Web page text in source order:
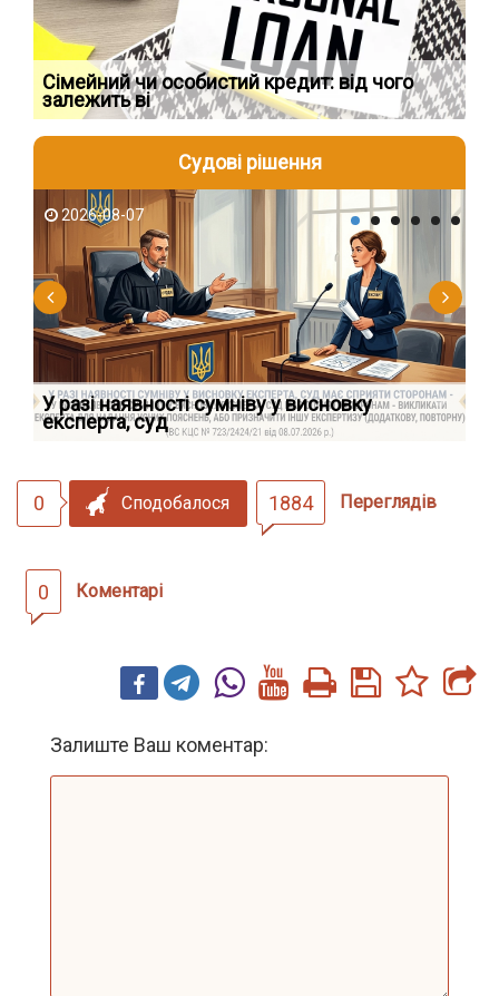
Сімейний чи особистий кредит: від чого
залежить ві
Судові рішення
2026-08-07
У разі наявності сумніву у висновку
експерта, суд
0 Сподобалося 1884 Переглядів
0 Коментарі
Залиште Ваш коментар: